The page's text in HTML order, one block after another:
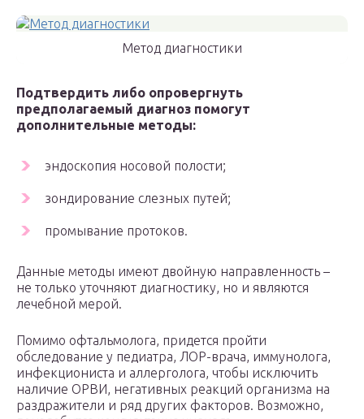
Метод диагностики
Подтвердить либо опровергнуть
предполагаемый диагноз помогут
дополнительные методы:
эндоскопия носовой полости;
зондирование слезных путей;
промывание протоков.
Данные методы имеют двойную направленность –
не только уточняют диагностику, но и являются
лечебной мерой.
Помимо офтальмолога, придется пройти
обследование у педиатра, ЛОР-врача, иммунолога,
инфекциониста и аллерголога, чтобы исключить
наличие ОРВИ, негативных реакций организма на
раздражители и ряд других факторов. Возможно,